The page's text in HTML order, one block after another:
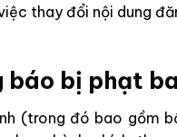
thay đổi nội dung
báo bị phạt
(trong đó bao gồm